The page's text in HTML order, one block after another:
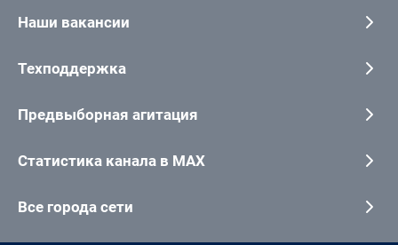
Наши вакансии
Техподдержка
Предвыборная агитация
Статистика канала в MAX
Все города сети